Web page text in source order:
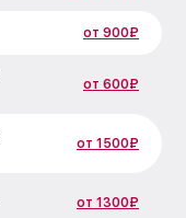
от 900₽
от 600₽
от 1500₽
от 1300₽